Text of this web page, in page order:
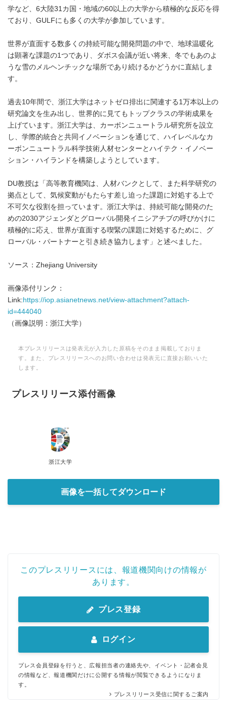
学など、6大陸31カ国・地域の60以上の大学から積極的な反応を得
ており、GULFにも多くの大学が参加しています。
世界が直面する数多くの持続可能な開発問題の中で、地球温暖化
は顕著な課題の1つであり、ダボス会議が近い将来、冬でもあのよ
うな雪のメルヘンチックな場所であり続けるかどうかに直結しま
す。
過去10年間で、浙江大学はネットゼロ排出に関連する1万本以上の
研究論文を生み出し、世界的に見てもトップクラスの学術成果を
上げています。浙江大学は、カーボンニュートラル研究所を設立
し、学際的統合と共同イノベーションを通じて、ハイレベルなカ
ーボンニュートラル科学技術人材センターとハイテク・イノベー
ション・ハイランドを構築しようとしています。
DU教授は「高等教育機関は、人材バンクとして、また科学研究の
拠点として、気候変動がもたらす差し迫った課題に対処する上で
不可欠な役割を担っています。浙江大学は、持続可能な開発のた
めの2030アジェンダとグローバル開発イニシアチブの呼びかけに
積極的に応え、世界が直面する喫緊の課題に対処するために、グ
ローバル・パートナーと引き続き協力します」と述べました。
ソース：Zhejiang University
画像添付リンク：
Link: https://iop.asianetnews.net/view-attachment?attach-
id=444040
（画像説明：浙江大学）
本プレスリリースは発表元が入力した原稿をそのまま掲載しておりま
す。また、プレスリリースへのお問い合わせは発表元に直接お願いいた
します。
プレスリリース添付画像
浙江大学
画像を一括してダウンロード
このプレスリリースには、報道機関向けの情報が
あります。
プレス登録
ログイン
プレス会員登録を行うと、広報担当者の連絡先や、イベント・記者会見
の情報など、報道機関だけに公開する情報が閲覧できるようになりま
す。
プレスリリース受信に関するご案内